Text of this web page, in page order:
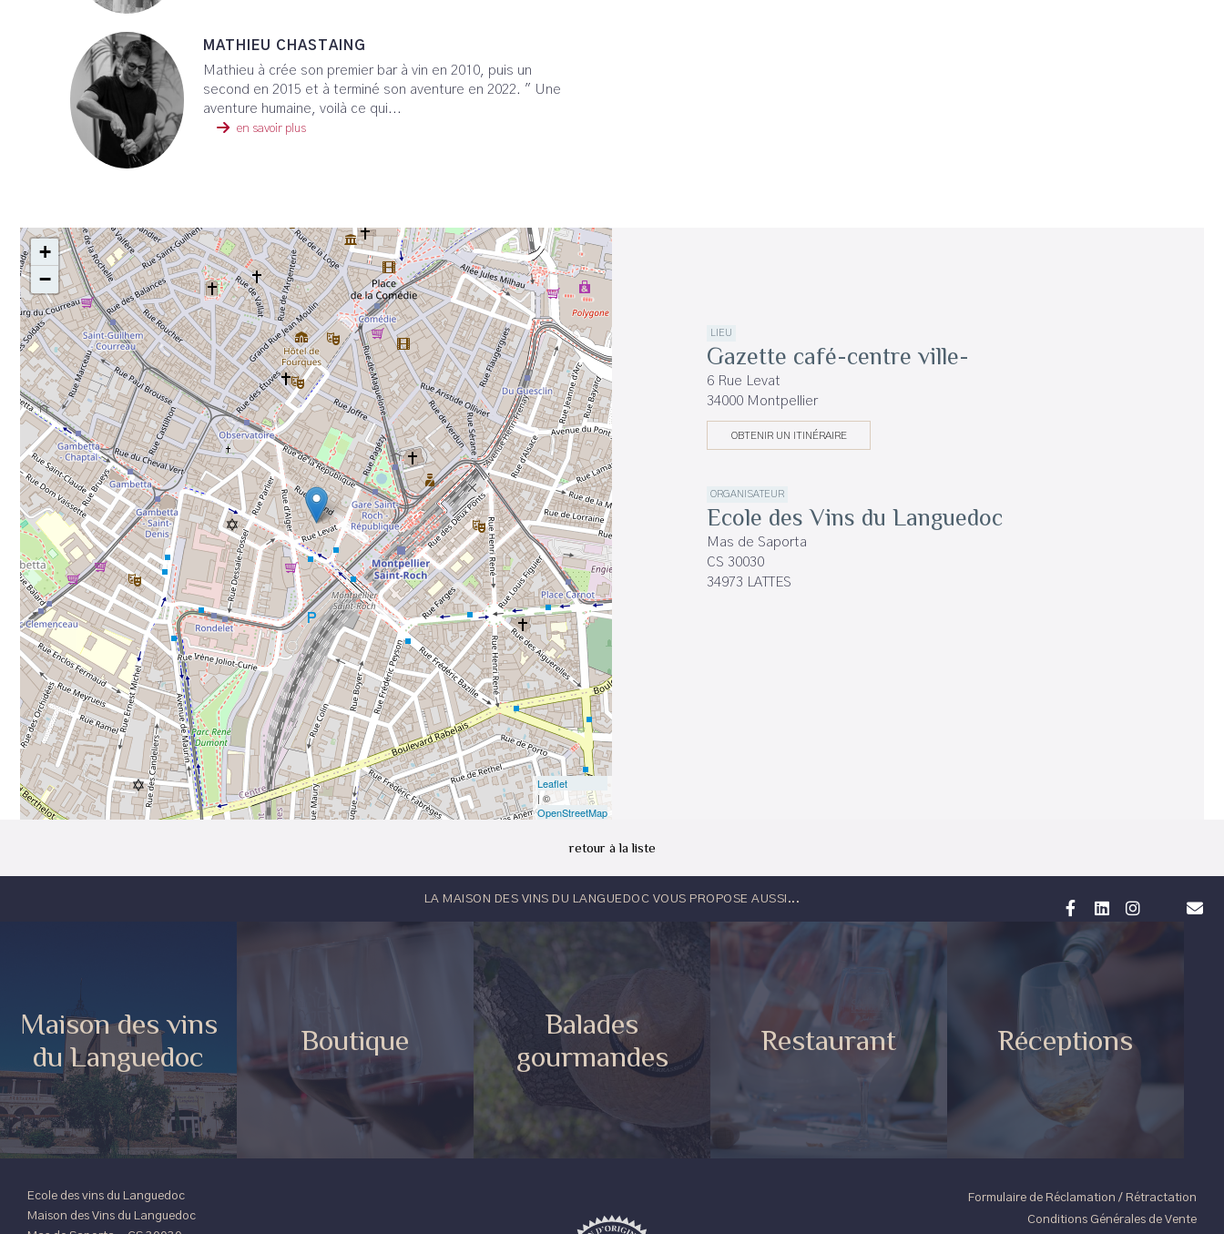
MATHIEU CHASTAING
Mathieu à crée son premier bar à vin en 2010, puis un
second en 2015 et à terminé son aventure en 2022. " Une
aventure humaine, voilà ce qui...
en savoir plus
+
−
Leaflet
| ©
OpenStreetMap
LIEU
Gazette café-centre ville-
6 Rue Levat
34000 Montpellier
OBTENIR UN ITINÉRAIRE
ORGANISATEUR
Ecole des Vins du Languedoc
Mas de Saporta
CS 30030
34973 LATTES
retour à la liste
LA MAISON DES VINS DU LANGUEDOC VOUS PROPOSE AUSSI...
Maison des vins
du Languedoc
Boutique
Balades
gourmandes
Restaurant Réceptions
Ecole des vins du Languedoc
Maison des Vins du Languedoc
Formulaire de Réclamation / Rétractation
Conditions Générales de Vente